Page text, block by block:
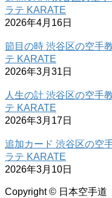
ラテ KARATE
2026年4月16日
節目の時 渋谷区の空手
テ KARATE
2026年3月31日
人生の計 渋谷区の空手
テ KARATE
2026年3月17日
追加カード 渋谷区の空
ラテ KARATE
2026年3月10日
Copyright © 日本空手道